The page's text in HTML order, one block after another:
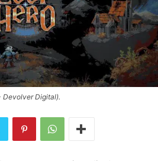
Devolver Digital).